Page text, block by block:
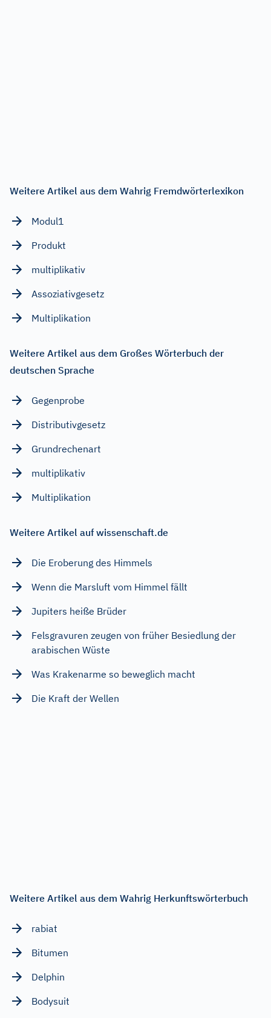
Weitere Artikel aus dem Wahrig Fremdwörterlexikon
Modul1
Produkt
multiplikativ
Assoziativgesetz
Multiplikation
Weitere Artikel aus dem Großes Wörterbuch der
deutschen Sprache
Gegenprobe
Distributivgesetz
Grundrechenart
multiplikativ
Multiplikation
Weitere Artikel auf wissenschaft.de
Die Eroberung des Himmels
Wenn die Marsluft vom Himmel fällt
Jupiters heiße Brüder
Felsgravuren zeugen von früher Besiedlung der
arabischen Wüste
Was Krakenarme so beweglich macht
Die Kraft der Wellen
Weitere Artikel aus dem Wahrig Herkunftswörterbuch
rabiat
Bitumen
Delphin
Bodysuit